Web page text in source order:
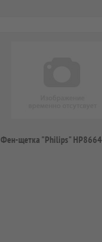
Фен-щетка "Philips" HP8664